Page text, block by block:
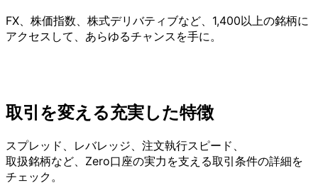
FX、 株価指数、 株式デリバティブなど、 1,400以上の銘柄に
アクセスして、 あらゆるチャンスを手に。
取引を変える充実した特徴
スプレッド、 レバレッジ、 注文執行スピード、
取扱銘柄など、 Zero口座の実力を支える取引条件の詳細を
チェック。